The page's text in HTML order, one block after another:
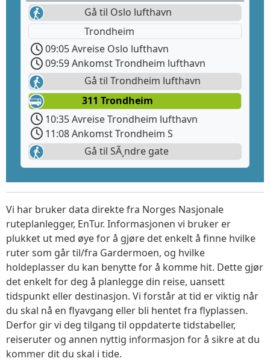
Gå til Oslo lufthavn
Trondheim
09:05 Avreise Oslo lufthavn
09:59 Ankomst Trondheim lufthavn
Gå til Trondheim lufthavn
311 Trondheim
10:35 Avreise Trondheim lufthavn
11:08 Ankomst Trondheim S
Gå til SÃ¸ndre gate
Vi har bruker data direkte fra Norges Nasjonale
ruteplanlegger, EnTur. Informasjonen vi bruker er
plukket ut med øye for å gjøre det enkelt å finne hvilke
ruter som går til/fra Gardermoen, og hvilke
holdeplasser du kan benytte for å komme hit. Dette gjør
det enkelt for deg å planlegge din reise, uansett
tidspunkt eller destinasjon. Vi forstår at tid er viktig når
du skal nå en flyavgang eller bli hentet fra flyplassen.
Derfor gir vi deg tilgang til oppdaterte tidstabeller,
reiseruter og annen nyttig informasjon for å sikre at du
kommer dit du skal i tide.